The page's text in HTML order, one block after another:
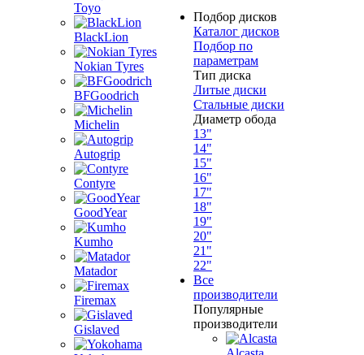
Toyo
BlackLion
Nokian Tyres
BFGoodrich
Michelin
Autogrip
Contyre
GoodYear
Kumho
Matador
Firemax
Gislaved
Подбор дисков
Каталог дисков
Подбор по
параметрам
Тип диска
Литые диски
Стальные диски
Диаметр обода
13"
14"
15"
16"
17"
18"
19"
20"
21"
22"
Все
производители
Популярные
производители